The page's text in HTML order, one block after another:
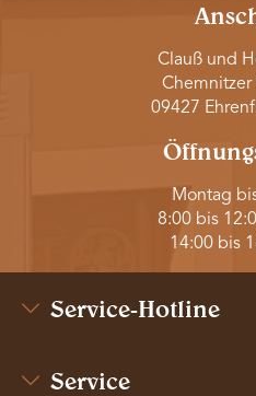
Clauß und
Chemnitzer
09427
Montag
8:00 bis
14:00 bis
Service-Hotline
Service